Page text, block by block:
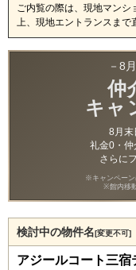
ご内覧の際は、現地マン
上、現地エントランスまで
－8
仲
キャ
8月末
礼金0・仲
さらに
※キャンペーン
※館内移
検討中の物件名[変更不可]
アジールコート三宿